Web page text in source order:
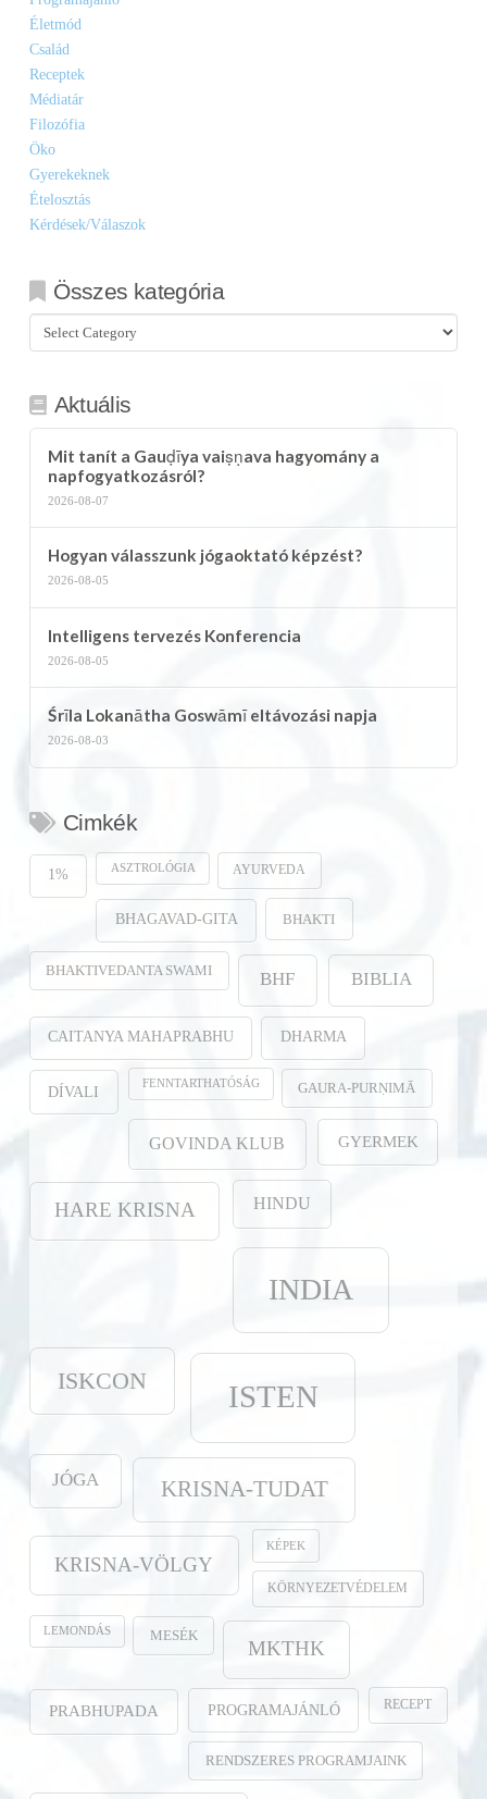
Életmód
Család
Receptek
Médiatár
Filozófia
Öko
Gyerekeknek
Ételosztás
Kérdések/Válaszok
Összes kategória
Összes
kategória
Aktuális
Mit tanít a Gauḍīya vaiṣṇava hagyomány a
napfogyatkozásról?
2026-08-07
Hogyan válasszunk jógaoktató képzést?
2026-08-05
Intelligens tervezés Konferencia
2026-08-05
Śrīla Lokanātha Goswāmī eltávozási napja
2026-08-03
Cimkék
1% ASZTROLÓGIA AYURVEDA
BHAGAVAD-GITA BHAKTI
BHAKTIVEDANTA SWAMI BHF BIBLIA
CAITANYA MAHAPRABHU DHARMA
DÍVALI FENNTARTHATÓSÁG GAURA-PURṆIMĀ
GOVINDA KLUB GYERMEK
HARE KRISNA HINDU
INDIA
ISKCON ISTEN
JÓGA KRISNA-TUDAT
KRISNA-VÖLGY
KÉPEK
KÖRNYEZETVÉDELEM
LEMONDÁS MESÉK
MKTHK
PRABHUPADA PROGRAMAJÁNLÓ RECEPT
RENDSZERES PROGRAMJAINK